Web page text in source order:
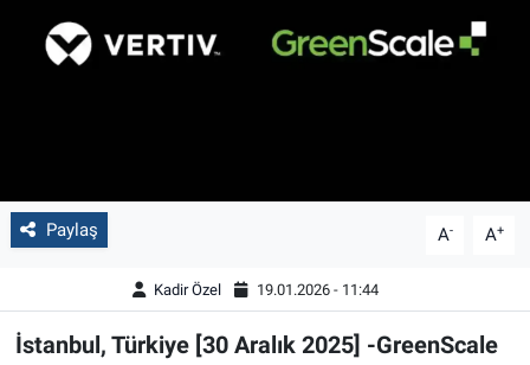
Paylaş A- A+
Kadir Özel 19.01.2026 - 11:44
İstanbul, Türkiye [30 Aralık 2025] -GreenScale